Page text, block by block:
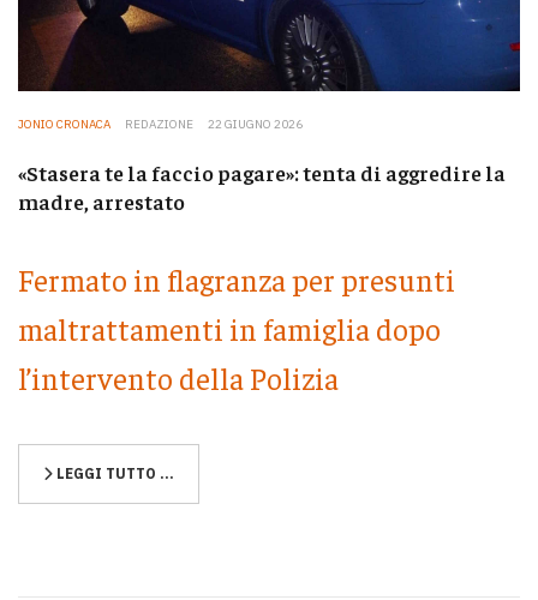
JONIO CRONACA REDAZIONE 22 GIUGNO 2026
«Stasera te la faccio pagare»: tenta di aggredire la
madre, arrestato
Fermato in flagranza per presunti
maltrattamenti in famiglia dopo
l’intervento della Polizia
LEGGI TUTTO …